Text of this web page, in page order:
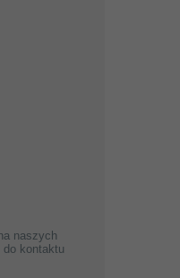
naszych
do kontaktu